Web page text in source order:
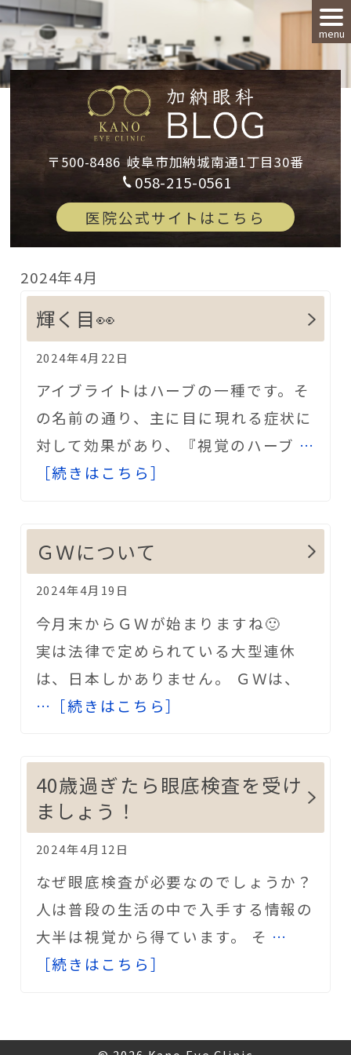
〒500-8486 岐阜市加納城南通1丁目30番
058-215-0561
医院公式サイトはこちら
2024年4月
輝く目👀
2024年4月22日
アイブライトはハーブの一種です。そ
の名前の通り、主に目に現れる症状に
対して効果があり、『視覚のハーブ …
［続きはこちら］
ＧＷについて
2024年4月19日
今月末からＧＷが始まりますね🙂
実は法律で定められている大型連休
は、日本しかありません。 ＧＷは、
…［続きはこちら］
40歳過ぎたら眼底検査を受け
ましょう！
2024年4月12日
なぜ眼底検査が必要なのでしょうか？
人は普段の生活の中で入手する情報の
大半は視覚から得ています。 そ …
［続きはこちら］
menu